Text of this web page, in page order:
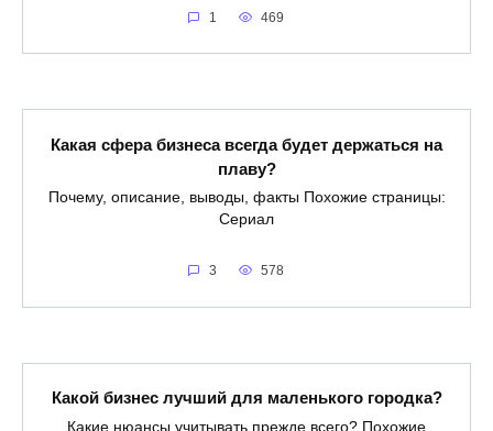
1 469
Какая сфера бизнеса всегда будет держаться на
плаву?
Почему, описание, выводы, факты Похожие страницы:
Сериал
3 578
Какой бизнес лучший для маленького городка?
Какие нюансы учитывать прежде всего? Похожие